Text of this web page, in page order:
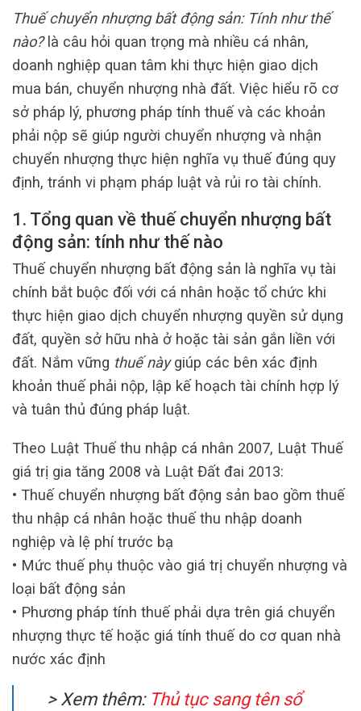
Thuế chuyển nhượng bất động sản: Tính như thế
nào?là câu hỏi quan trọng mà nhiều cá nhân,
doanh nghiệp quan tâm khi thực hiện giao dịch
mua bán, chuyển nhượng nhà đất. Việc hiểu rõ cơ
sở pháp lý, phương pháp tính thuế và các khoản
phải nộp sẽ giúp người chuyển nhượng và nhận
chuyển nhượng thực hiện nghĩa vụ thuế đúng quy
định, tránh vi phạm pháp luật và rủi ro tài chính.
1. Tổng quan về thuế chuyển nhượng bất
động sản: tính như thế nào
Thuế chuyển nhượng bất động sản là nghĩa vụ tài
chính bắt buộc đối với cá nhân hoặc tổ chức khi
thực hiện giao dịch chuyển nhượng quyền sử dụng
đất, quyền sở hữu nhà ở hoặc tài sản gắn liền với
đất. Nắm vững thuế nàygiúp các bên xác định
khoản thuế phải nộp, lập kế hoạch tài chính hợp lý
và tuân thủ đúng pháp luật.
Theo Luật Thuế thu nhập cá nhân 2007, Luật Thuế
giá trị gia tăng 2008 và Luật Đất đai 2013:
• Thuế chuyển nhượng bất động sản bao gồm thuế
thu nhập cá nhân hoặc thuế thu nhập doanh
nghiệp và lệ phí trước bạ
• Mức thuế phụ thuộc vào giá trị chuyển nhượng và
loại bất động sản
• Phương pháp tính thuế phải dựa trên giá chuyển
nhượng thực tế hoặc giá tính thuế do cơ quan nhà
nước xác định
> Xem thêm: Thủ tục sang tên sổ